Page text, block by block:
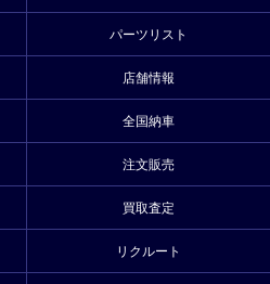
パーツリスト
店舗情報
全国納車
注文販売
買取査定
リクルート